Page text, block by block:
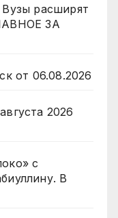
расширят
ЗА
от 06.08.2026
2026
с
В